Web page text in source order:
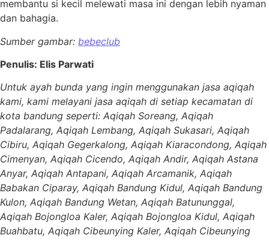
membantu si kecil melewati masa ini dengan lebih nyaman
dan bahagia.
Sumber gambar: bebeclub
Penulis: Elis Parwati
Untuk ayah bunda yang ingin menggunakan jasa aqiqah
kami, kami melayani jasa aqiqah di setiap kecamatan di
kota bandung seperti: Aqiqah Soreang, Aqiqah
Padalarang, Aqiqah Lembang, Aqiqah Sukasari, Aqiqah
Cibiru, Aqiqah Gegerkalong, Aqiqah Kiaracondong, Aqiqah
Cimenyan, Aqiqah Cicendo, Aqiqah Andir, Aqiqah Astana
Anyar, Aqiqah Antapani, Aqiqah Arcamanik, Aqiqah
Babakan Ciparay, Aqiqah Bandung Kidul, Aqiqah Bandung
Kulon, Aqiqah Bandung Wetan, Aqiqah Batununggal,
Aqiqah Bojongloa Kaler, Aqiqah Bojongloa Kidul, Aqiqah
Buahbatu, Aqiqah Cibeunying Kaler, Aqiqah Cibeunying